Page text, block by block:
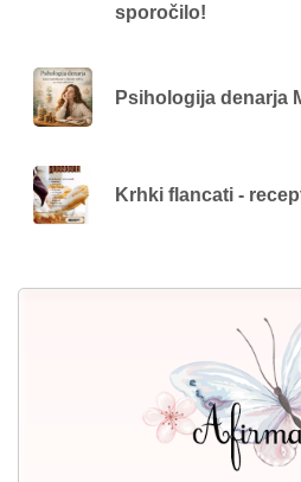
sporočilo!
Psihologija denarja
Krhki flancati -